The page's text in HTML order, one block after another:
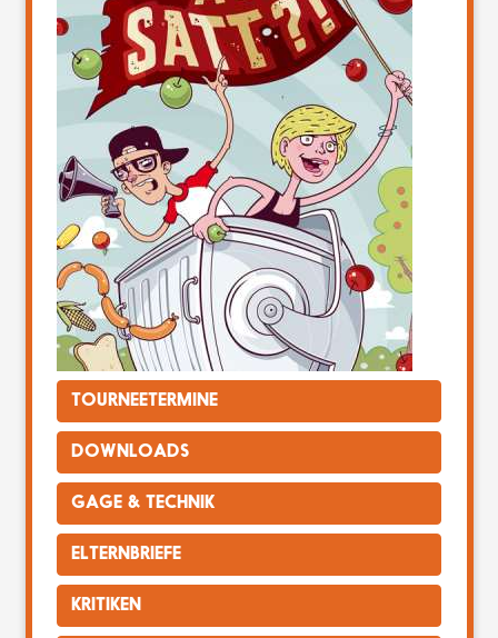
TOURNEETERMINE
DOWNLOADS
GAGE & TECHNIK
ELTERNBRIEFE
KRITIKEN